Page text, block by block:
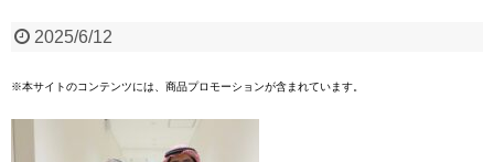
2025/6/12
※本サイトのコンテンツには、商品プロモーションが含まれています。